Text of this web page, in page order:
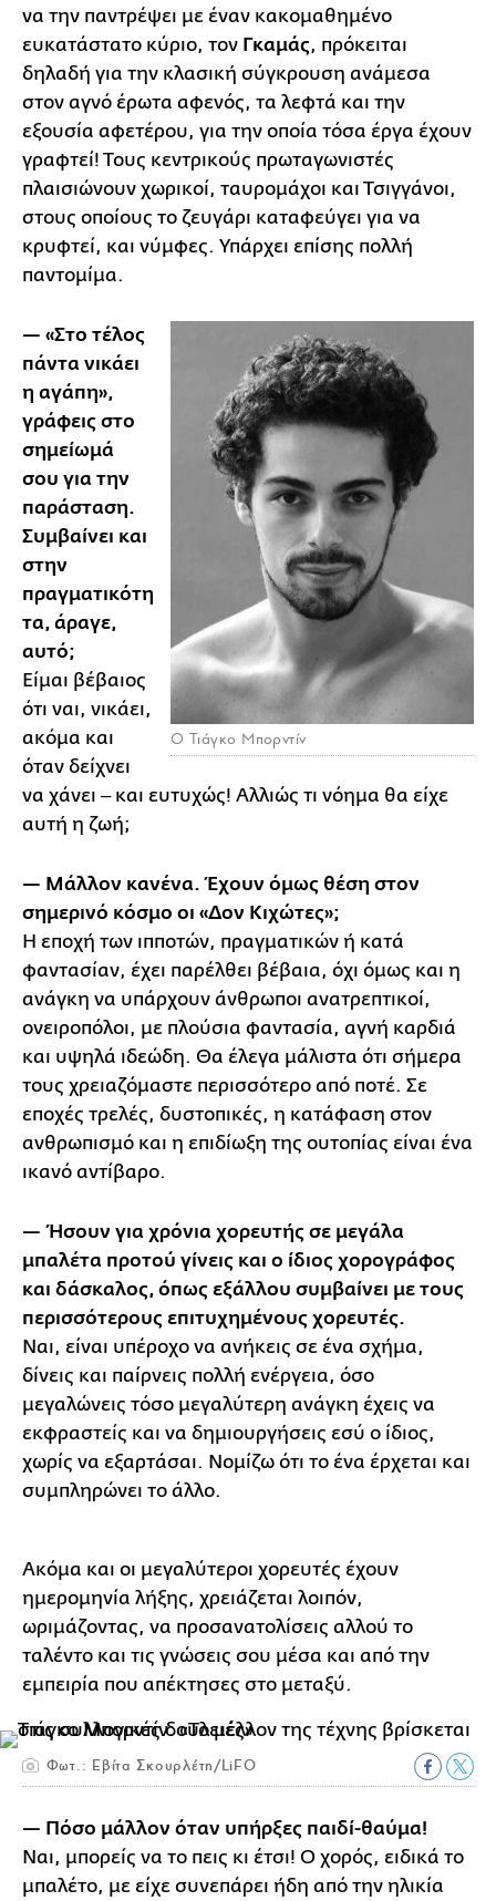
να την παντρέψει με έναν κακομαθημένο
ευκατάστατο κύριο, τον Γκαμάς, πρόκειται
δηλαδή για την κλασική σύγκρουση ανάμεσα
στον αγνό έρωτα αφενός, τα λεφτά και την
εξουσία αφετέρου, για την οποία τόσα έργα έχουν
γραφτεί! Τους κεντρικούς πρωταγωνιστές
πλαισιώνουν χωρικοί, ταυρομάχοι και Τσιγγάνοι,
στους οποίους το ζευγάρι καταφεύγει για να
κρυφτεί, και νύμφες. Υπάρχει επίσης πολλή
παντομίμα.
Ο Τιάγκο Μπορντίν
— «Στο τέλος
πάντα νικάει
η αγάπη»,
γράφεις στο
σημείωμά
σου για την
παράσταση.
Συμβαίνει και
στην
πραγματικότη
τα, άραγε,
αυτό;
Είμαι βέβαιος
ότι ναι, νικάει,
ακόμα και
όταν δείχνει
να χάνει ‒ και ευτυχώς! Αλλιώς τι νόημα θα είχε
αυτή η ζωή;
— Μάλλον κανένα. Έχουν όμως θέση στον
σημερινό κόσμο οι «Δον Κιχώτες»;
Η εποχή των ιπποτών, πραγματικών ή κατά
φαντασίαν, έχει παρέλθει βέβαια, όχι όμως και η
ανάγκη να υπάρχουν άνθρωποι ανατρεπτικοί,
ονειροπόλοι, με πλούσια φαντασία, αγνή καρδιά
και υψηλά ιδεώδη. Θα έλεγα μάλιστα ότι σήμερα
τους χρειαζόμαστε περισσότερο από ποτέ. Σε
εποχές τρελές, δυστοπικές, η κατάφαση στον
ανθρωπισμό και η επιδίωξη της ουτοπίας είναι ένα
ικανό αντίβαρο.
— Ήσουν για χρόνια χορευτής σε μεγάλα
μπαλέτα προτού γίνεις και ο ίδιος χορογράφος
και δάσκαλος, όπως εξάλλου συμβαίνει με τους
περισσότερους επιτυχημένους χορευτές.
Ναι, είναι υπέροχο να ανήκεις σε ένα σχήμα,
δίνεις και παίρνεις πολλή ενέργεια, όσο
μεγαλώνεις τόσο μεγαλύτερη ανάγκη έχεις να
εκφραστείς και να δημιουργήσεις εσύ ο ίδιος,
χωρίς να εξαρτάσαι. Νομίζω ότι το ένα έρχεται και
συμπληρώνει το άλλο.
Ακόμα και οι μεγαλύτεροι χορευτές έχουν
ημερομηνία λήξης, χρειάζεται λοιπόν,
ωριμάζοντας, να προσανατολίσεις αλλού το
ταλέντο και τις γνώσεις σου μέσα και από την
εμπειρία που απέκτησες στο μεταξύ.
Φωτ.: Εβίτα Σκουρλέτη/LiFO
— Πόσο μάλλον όταν υπήρξες παιδί-θαύμα!
Ναι, μπορείς να το πεις κι έτσι! Ο χορός, ειδικά το
μπαλέτο, με είχε συνεπάρει ήδη από την ηλικία